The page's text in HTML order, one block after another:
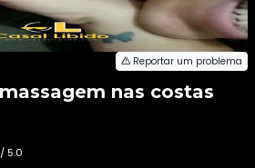
Reportar um problema
nas costas
/ 5.0